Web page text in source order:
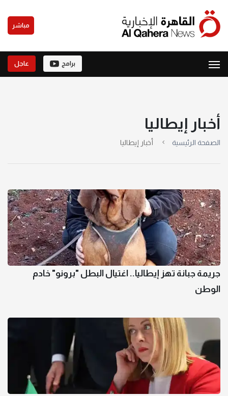
مباشر
برامج عاجل
أخبار إيطاليا
الصفحة الرئيسية أخبار إيطاليا
جريمة جبانة تهز إيطاليا.. اغتيال البطل "برونو" خادم
الوطن